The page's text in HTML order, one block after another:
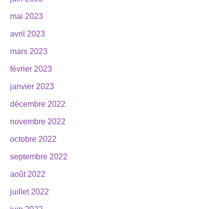
mai 2023
avril 2023
mars 2023
février 2023
janvier 2023
décembre 2022
novembre 2022
octobre 2022
septembre 2022
août 2022
juillet 2022